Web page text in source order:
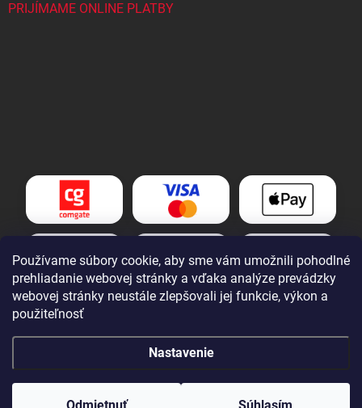
Používame súbory cookie, aby sme vám umožnili pohodlné
prehliadanie webovej stránky a vďaka analýze prevádzky
webovej stránky neustále zlepšovali jej funkcie, výkon a
použiteľnosť
Nastavenie
PRIJÍMAME ONLINE PLATBY
Copyright 2026Tomek nářadí s.r.o.. Všetky práva vyhradené.Upraviť